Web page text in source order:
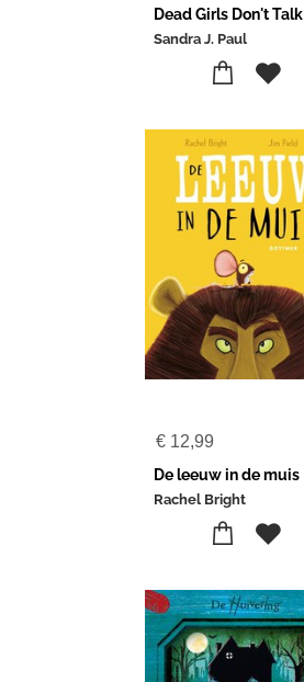
Dead Girls Don't Talk
Sandra J. Paul
€ 12,99
De leeuw in de muis
Rachel Bright